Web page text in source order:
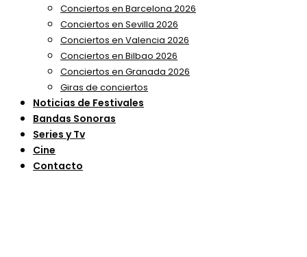
Conciertos en Barcelona 2026
Conciertos en Sevilla 2026
Conciertos en Valencia 2026
Conciertos en Bilbao 2026
Conciertos en Granada 2026
Giras de conciertos
Noticias de Festivales
Bandas Sonoras
Series y Tv
Cine
Contacto